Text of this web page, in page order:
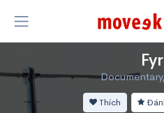
Thích